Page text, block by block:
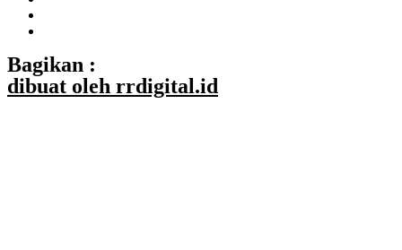
Bagikan :
dibuat oleh rrdigital.id